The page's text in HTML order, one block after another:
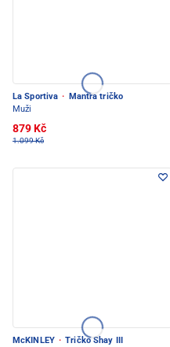
La Sportiva ·
Mantra tričko
Muži
879 Kč
1.099 Kč
McKINLEY · Tričko Shay III